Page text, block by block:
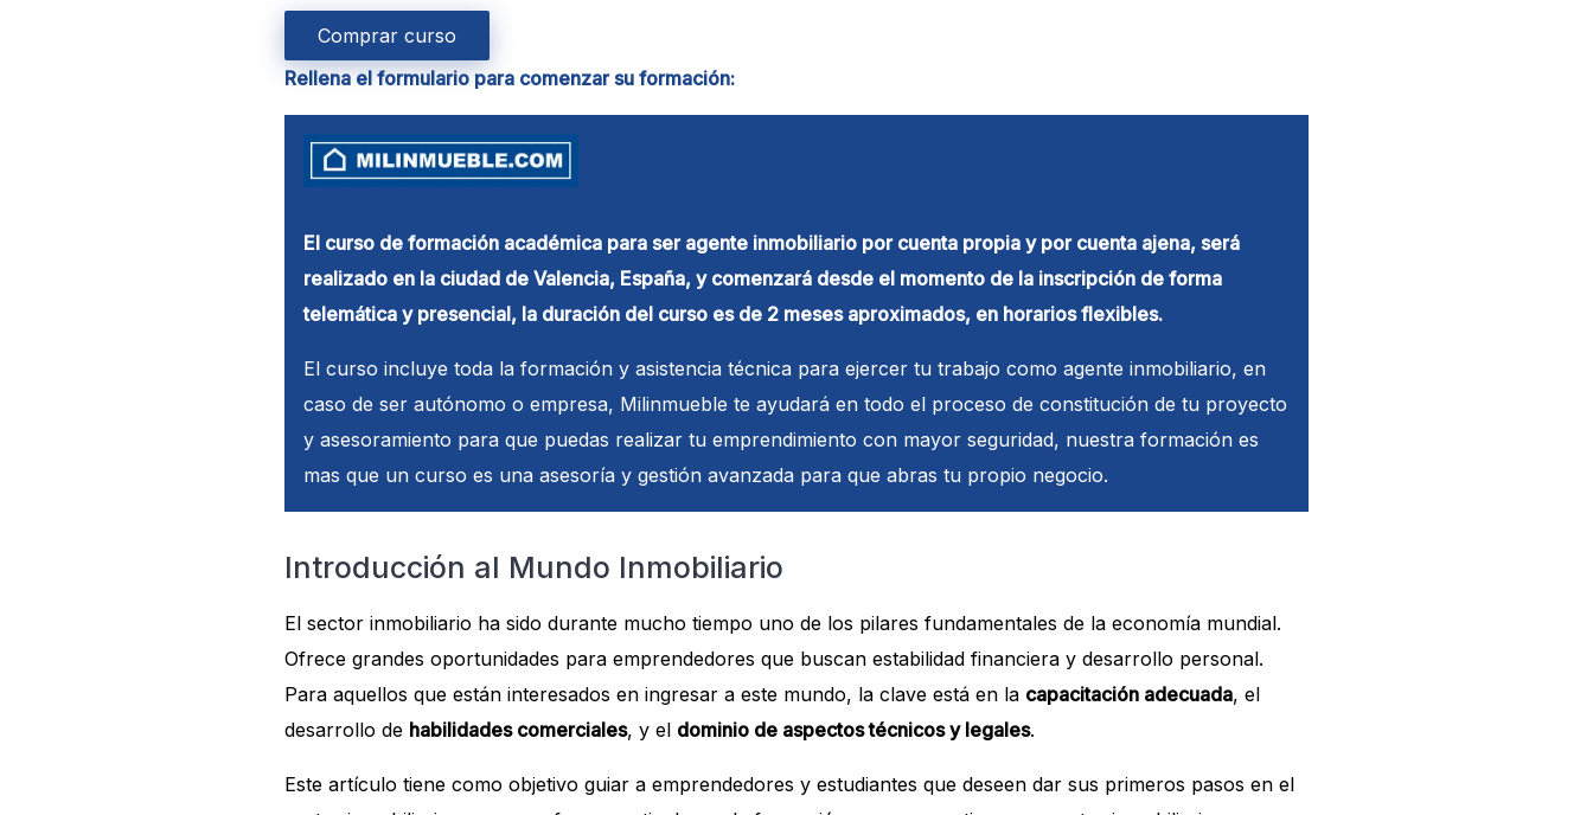
Comprar curso
Rellena el formulario para comenzar su formación:
El curso de formación académica para ser agente inmobiliario por cuenta propia y por cuenta ajena, será
realizado en la ciudad de Valencia, España, y comenzará desde el momento de la inscripción de forma
telemática y presencial, la duración del curso es de 2 meses aproximados, en horarios flexibles.
El curso incluye toda la formación y asistencia técnica para ejercer tu trabajo como agente inmobiliario, en
caso de ser autónomo o empresa, Milinmueble te ayudará en todo el proceso de constitución de tu proyecto
y asesoramiento para que puedas realizar tu emprendimiento con mayor seguridad, nuestra formación es
mas que un curso es una asesoría y gestión avanzada para que abras tu propio negocio.
Introducción al Mundo Inmobiliario
El sector inmobiliario ha sido durante mucho tiempo uno de los pilares fundamentales de la economía mundial.
Ofrece grandes oportunidades para emprendedores que buscan estabilidad financiera y desarrollo personal.
Para aquellos que están interesados en ingresar a este mundo, la clave está en la capacitación adecuada, el
desarrollo de habilidades comerciales, y el dominio de aspectos técnicos y legales.
Este artículo tiene como objetivo guiar a emprendedores y estudiantes que deseen dar sus primeros pasos en el